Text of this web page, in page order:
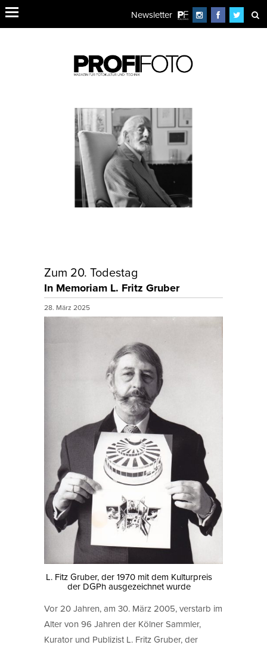
Newsletter
Zum 20. Todestag
In Memoriam L. Fritz Gruber
28. März 2025
L. Fitz Gruber, der 1970 mit dem Kulturpreis
der DGPh ausgezeichnet wurde
Vor 20 Jahren, am 30. März 2005, verstarb im
Alter von 96 Jahren der Kölner Sammler,
Kurator und Publizist L. Fritz Gruber, der